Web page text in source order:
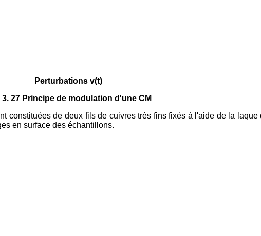
Perturbations v(t)
3. 27 Principe de modulation d'une CM
constituées de deux fils de cuivres très fins fixés à l'aide de la
en surface des échantillons.